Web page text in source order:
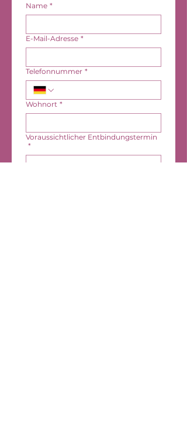
Name *
E-Mail-Adresse *
Telefonnummer *
Wohnort *
Voraussichtlicher Entbindungstermin
*